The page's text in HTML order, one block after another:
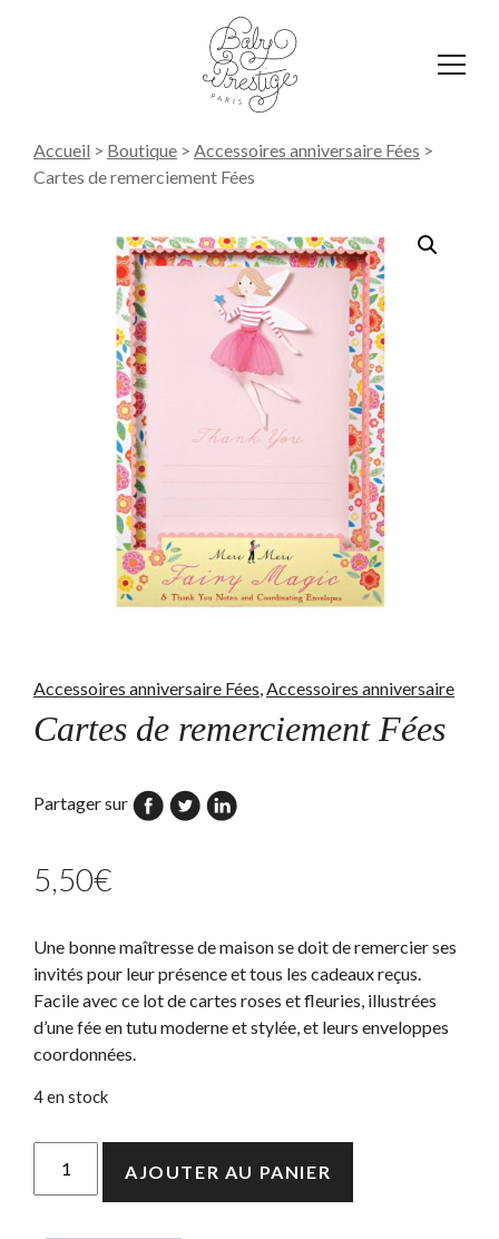
Accueil > Boutique > Accessoires anniversaire Fées >
Cartes de remerciement Fées
Accessoires anniversaire Fées,Accessoires anniversaire
Cartes de remerciement Fées
Partager sur
5,50€
Une bonne maîtresse de maison se doit de remercier ses
invités pour leur présence et tous les cadeaux reçus.
Facile avec ce lot de cartes roses et fleuries, illustrées
d’une fée en tutu moderne et stylée, et leurs enveloppes
coordonnées.
4 en stock
de
AJOUTER AU PANIER